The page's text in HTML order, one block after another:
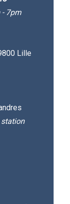
- 7pm
Lille
station